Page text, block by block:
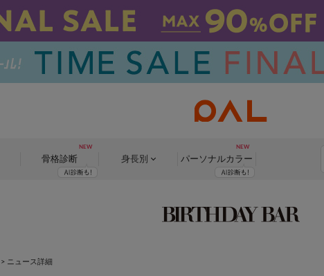
骨格診断 身長別 パーソナルカラー
> ニュース詳細